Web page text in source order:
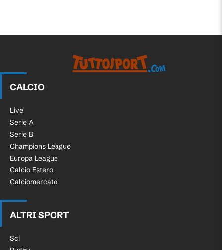
CALCIO
Live
Serie A
Serie B
Champions League
Europa League
Calcio Estero
Calciomercato
ALTRI SPORT
Sci